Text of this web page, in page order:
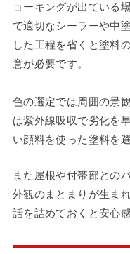
ョーキングが出ている
で適切なシーラーや中
した工程を省くと塗料
意が必要です。
色の選定では周囲の景
は紫外線吸収で劣化を
い顔料を使った塗料を
また屋根や付帯部との
外観のまとまりが生ま
話を詰めておくと安心